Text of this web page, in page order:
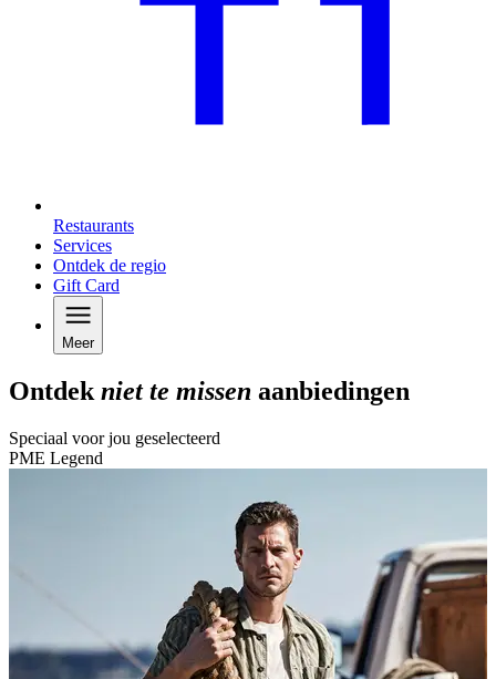
Restaurants
Services
Ontdek de regio
Gift Card
Meer
Ontdekniet te missen aanbiedingen
Speciaal voor jou geselecteerd
PME Legend